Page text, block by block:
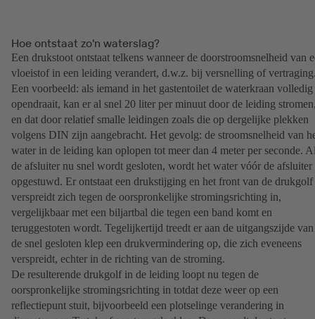
Hoe ontstaat zo'n waterslag?
Een drukstoot ontstaat telkens wanneer de doorstroomsnelheid van
vloeistof in een leiding verandert, d.w.z. bij versnelling of
Een voorbeeld: als iemand in het gastentoilet de waterkraan volledig
opendraait, kan er al snel 20 liter per minuut door de leiding
en dat door relatief smalle leidingen zoals die op dergelijke plekken
volgens DIN zijn aangebracht. Het gevolg: de stroomsnelheid van
water in de leiding kan oplopen tot meer dan 4 meter per seconde.
de afsluiter nu snel wordt gesloten, wordt het water vóór de afsluiter
opgestuwd. Er ontstaat een drukstijging en het front van de drukgolf
verspreidt zich tegen de oorspronkelijke stromingsrichting in,
vergelijkbaar met een biljartbal die tegen een band komt en
teruggestoten wordt. Tegelijkertijd treedt er aan de uitgangszijde van
de snel gesloten klep een drukvermindering op, die zich eveneens
verspreidt, echter in de richting van de stroming.
De resulterende drukgolf in de leiding loopt nu tegen de
oorspronkelijke stromingsrichting in totdat deze weer op een
reflectiepunt stuit, bijvoorbeeld een plotselinge verandering in